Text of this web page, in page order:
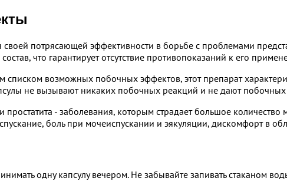
потрясающей эффективности в борьбе с проблемами
что гарантирует отсутствие противопоказаний к его
возможных побочных эффектов, этот препарат
не вызывают никаких побочных реакций и не дают
- заболевания, которым страдает большое
боль при мочеиспускании и эякуляции, дискомфорт в
одну капсулу вечером. Не забывайте запивать стаканом